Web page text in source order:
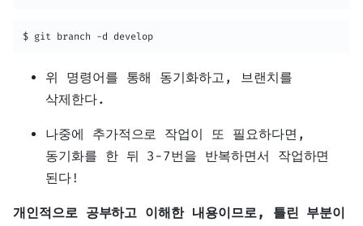
$ git branch -d develop
위 명령어를 통해 동기화하고, 브랜치를
삭제한다.
나중에 추가적으로 작업이 또 필요하다면,
동기화를 한 뒤 3-7번을 반복하면서 작업하면
된다!
개인적으로 공부하고 이해한 내용이므로, 틀린 부분이